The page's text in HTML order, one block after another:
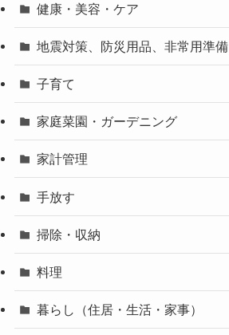
健康・美容・ケア
地震対策、防災用品、非常用準備
子育て
家庭菜園・ガーデニング
家計管理
手放す
掃除・収納
料理
暮らし（住居・生活・家事）